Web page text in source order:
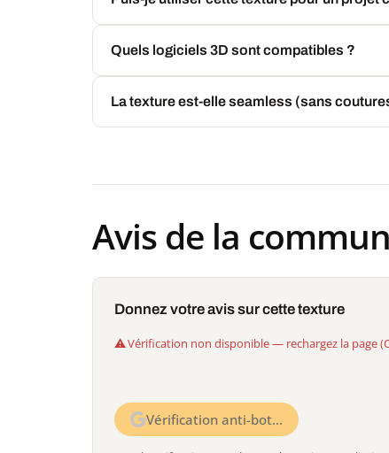
Quels logiciels 3D sont compatibles ?
La texture est-elle seamless (sans
Avis de la
Donnez votre avis sur cette texture
Vérification non disponible — rechargez la page
Vérification anti-bot…